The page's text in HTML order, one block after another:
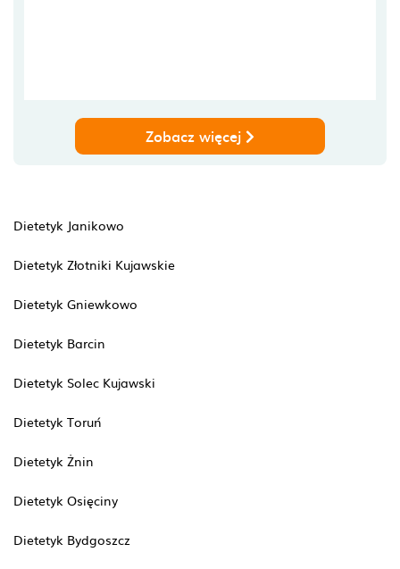
Zobacz więcej
Dietetyk Janikowo
Dietetyk Złotniki Kujawskie
Dietetyk Gniewkowo
Dietetyk Barcin
Dietetyk Solec Kujawski
Dietetyk Toruń
Dietetyk Żnin
Dietetyk Osięciny
Dietetyk Bydgoszcz